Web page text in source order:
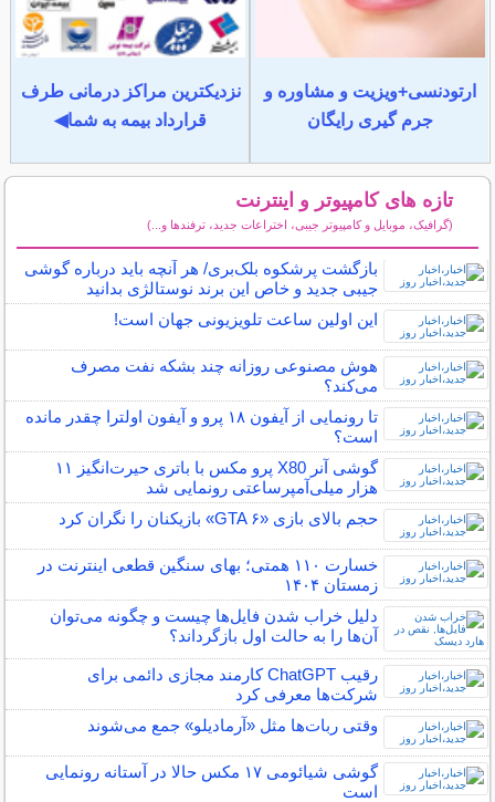
ارتودنسی+ویزیت و مشاوره و
جرم گیری رایگان
نزدیکترین مراکز درمانی طرف
قرارداد بیمه به شما◀
تازه های کامپیوتر و اینترنت
(گرافیک، موبایل و کامپیوتر جیبی، اختراعات جدید، ترفندها و...)
بازگشت پرشکوه بلک‌بری/ هر آنچه باید درباره گوشی
جیبی جدید و خاص این برند نوستالژی بدانید
این اولین ساعت تلویزیونی جهان است!
هوش مصنوعی روزانه چند بشکه نفت مصرف
می‌کند؟
تا رونمایی از آیفون ۱۸ پرو و آیفون اولترا چقدر مانده
است؟
گوشی آنر X80 پرو مکس با باتری حیرت‌انگیز ۱۱
هزار میلی‌آمپرساعتی رونمایی شد
حجم بالای بازی «GTA ۶» بازیکنان را نگران کرد
خسارت ۱۱۰ همتی؛ بهای سنگین قطعی اینترنت در
زمستان ۱۴۰۴
دلیل خراب شدن فایل‌ها چیست و چگونه می‌توان
آن‌ها را به حالت اول بازگرداند؟
رقیب ChatGPT کارمند مجازی دائمی برای
شرکت‌ها معرفی کرد
وقتی ربات‌ها مثل «آرمادیلو» جمع می‌شوند
گوشی شیائومی ۱۷ مکس حالا در آستانه رونمایی
است